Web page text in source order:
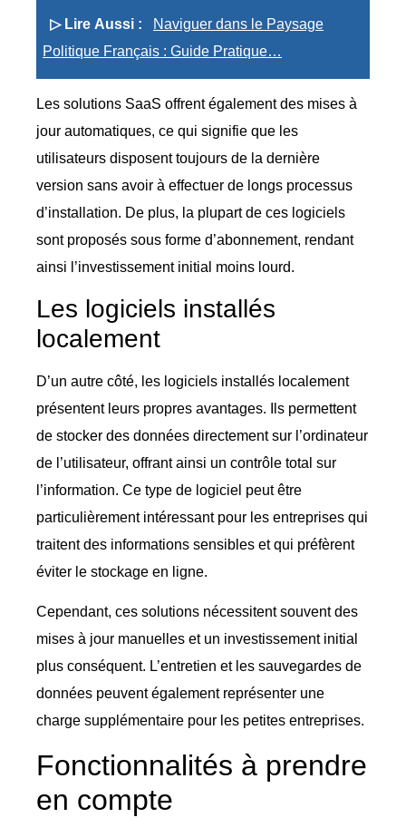
▷ Lire Aussi :
Naviguer dans le Paysage
Politique Français : Guide Pratique…
Les solutions SaaS offrent également des mises à
jour automatiques, ce qui signifie que les
utilisateurs disposent toujours de la dernière
version sans avoir à effectuer de longs processus
d’installation. De plus, la plupart de ces logiciels
sont proposés sous forme d’abonnement, rendant
ainsi l’investissement initial moins lourd.
Les logiciels installés
localement
D’un autre côté, les logiciels installés localement
présentent leurs propres avantages. Ils permettent
de stocker des données directement sur l’ordinateur
de l’utilisateur, offrant ainsi un contrôle total sur
l’information. Ce type de logiciel peut être
particulièrement intéressant pour les entreprises qui
traitent des informations sensibles et qui préfèrent
éviter le stockage en ligne.
Cependant, ces solutions nécessitent souvent des
mises à jour manuelles et un investissement initial
plus conséquent. L’entretien et les sauvegardes de
données peuvent également représenter une
charge supplémentaire pour les petites entreprises.
Fonctionnalités à prendre
en compte